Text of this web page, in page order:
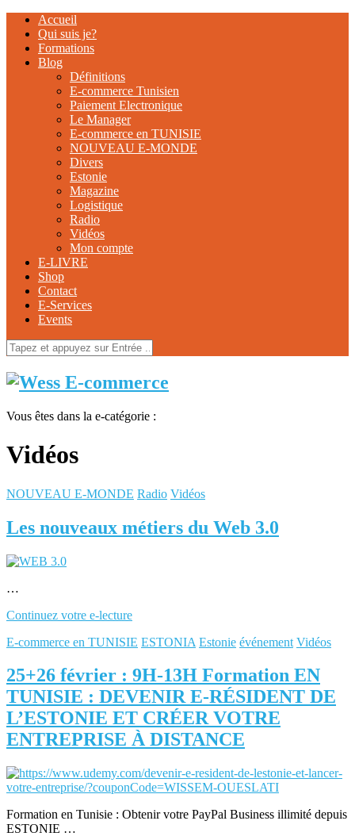
Accueil
Qui suis je?
Formations
Blog
Définitions
E-commerce Tunisien
Paiement Electronique
Le Manager
E-commerce en TUNISIE
NOUVEAU E-MONDE
Divers
Estonie
Magazine
Logistique
Radio
Vidéos
Mon compte
E-LIVRE
Shop
Contact
E-Services
Events
Vous êtes dans la e-catégorie :
Vidéos
NOUVEAU E-MONDE Radio Vidéos
Les nouveaux métiers du Web 3.0
…
Continuez votre e-lecture
E-commerce en TUNISIE ESTONIA Estonie événement Vidéos
25+26 février : 9H-13H Formation EN
TUNISIE : DEVENIR E-RÉSIDENT DE
L’ESTONIE ET CRÉER VOTRE
ENTREPRISE À DISTANCE
Formation en Tunisie : Obtenir votre PayPal Business illimité depuis
ESTONIE …